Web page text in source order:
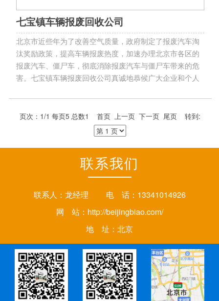
七宝镇车辆报废回收公司
北京市近些年为了改善空气质量，政府制定了报废汽车淘
汰奖励政策，提高车辆报废热度，加速办理北京市各区的
报废汽车、僵尸车，彻底消除报废汽车与僵尸车带来的危
害。七宝镇车辆报废回收公司真诚地恭候广大企业和个人
后顾之忧。
页次：1/1 每页5 总数1 首页 上一页 下一页 尾页 转到:
联系我们
联系人：龙经理 电 话：13341014926
网 站： http://beijingbiao.com/
地 址：北京